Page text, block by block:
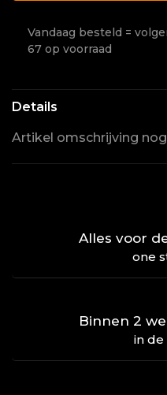
Vandaag besteld =
67 op voorraad
Details
Artikel omschrijving
Alles voor
one
Binnen 2
in